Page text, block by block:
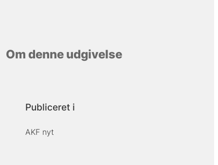
Om denne udgivelse
Publiceret i
AKF nyt